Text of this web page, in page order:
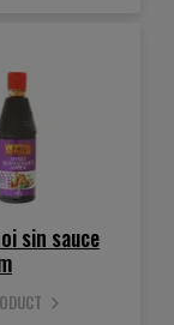
sin sauce